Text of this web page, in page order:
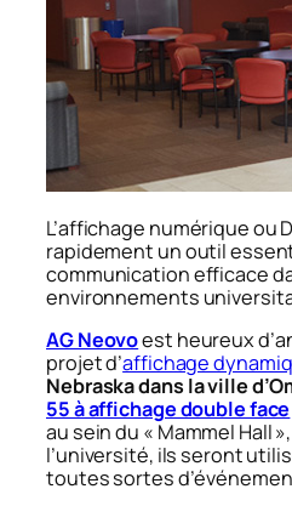
L’affichage numérique ou
rapidement un outil
communication efficace
environnements
AG Neovoest heureux
projet d’affichage
Nebraska dans la ville
55 à affichage double face
au sein du « Mammel Hall
l’université, ils seront
toutes sortes